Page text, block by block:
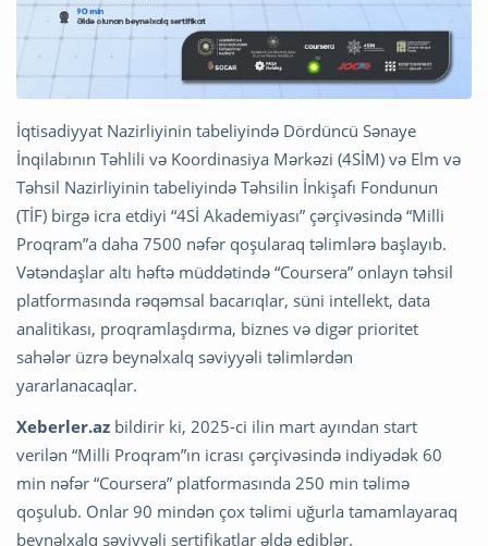
İqtisadiyyat Nazirliyinin tabeliyində Dördüncü Sənaye
İnqilabının Təhlili və Koordinasiya Mərkəzi (4SİM) və Elm və
Təhsil Nazirliyinin tabeliyində Təhsilin İnkişafı Fondunun
(TİF) birgə icra etdiyi “4Sİ Akademiyası” çərçivəsində “Milli
Proqram”a daha 7500 nəfər qoşularaq təlimlərə başlayıb.
Vətəndaşlar altı həftə müddətində “Coursera” onlayn təhsil
platformasında rəqəmsal bacarıqlar, süni intellekt, data
analitikası, proqramlaşdırma, biznes və digər prioritet
sahələr üzrə beynəlxalq səviyyəli təlimlərdən
yararlanacaqlar.
Xeberler.az bildirir ki, 2025-ci ilin mart ayından start
verilən “Milli Proqram”ın icrası çərçivəsində indiyədək 60
min nəfər “Coursera” platformasında 250 min təlimə
qoşulub. Onlar 90 mindən çox təlimi uğurla tamamlayaraq
beynəlxalq səviyyəli sertifikatlar əldə ediblər.